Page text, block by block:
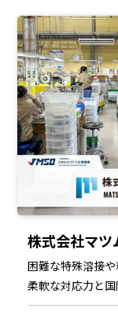
株式会社マ
困難な特殊溶接
柔軟な対応力と